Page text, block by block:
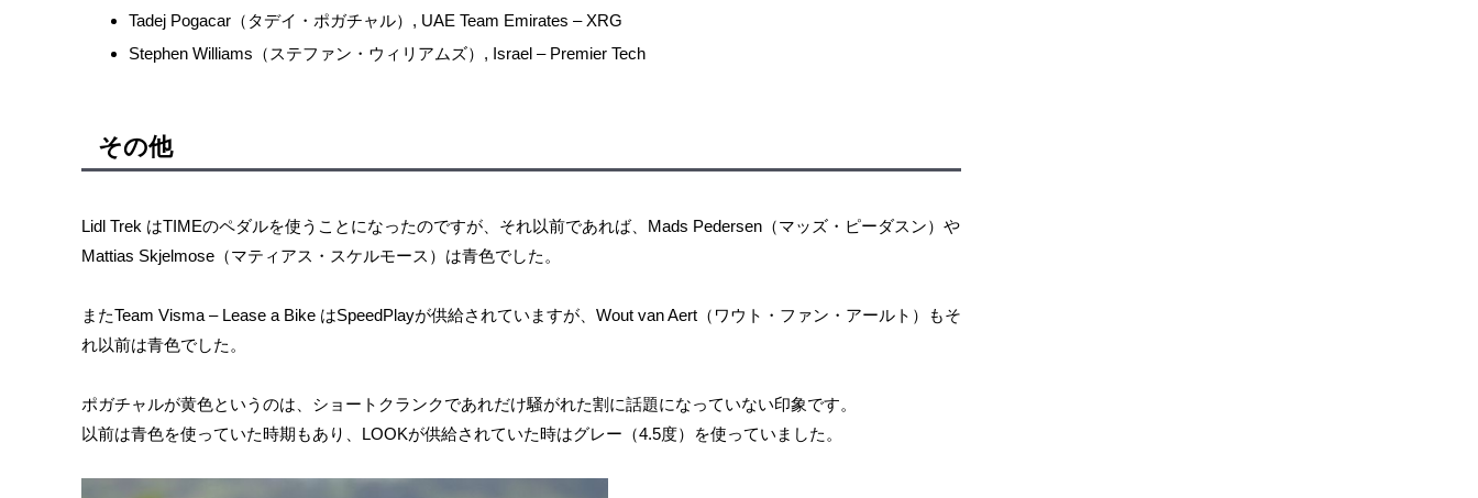
Tadej Pogacar（タデイ・ポガチャル）, UAE Team Emirates – XRG
Stephen Williams（ステファン・ウィリアムズ）, Israel – Premier Tech
その他
Lidl Trek はTIMEのペダルを使うことになったのですが、それ以前であれば、Mads Pedersen（マッズ・ピーダスン）や
Mattias Skjelmose（マティアス・スケルモース）は青色でした。
またTeam Visma – Lease a Bike はSpeedPlayが供給されていますが、Wout van Aert（ワウト・ファン・アールト）もそ
れ以前は青色でした。
ポガチャルが黄色というのは、ショートクランクであれだけ騒がれた割に話題になっていない印象です。
以前は青色を使っていた時期もあり、LOOKが供給されていた時はグレー（4.5度）を使っていました。